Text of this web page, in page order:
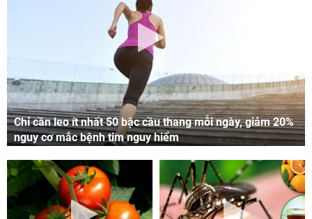
Chỉ cần leo ít nhất 50 bậc cầu thang mỗi ngày, giảm 20%
nguy cơ mắc bệnh tim nguy hiểm